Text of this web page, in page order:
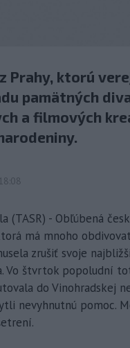
Prahy, ktorú
pamätných
a filmových
(TASR) - Obľúbená
má mnoho
zrušiť svoje
Vo štvrtok popoludní
do Vinohradskej
nevyhnutnú pomoc.